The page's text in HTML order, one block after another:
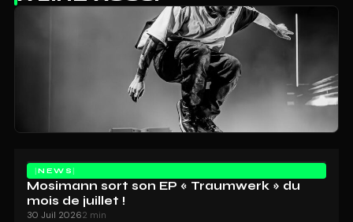
NEWS
Mosimann sort son EP « Traumwerk » du
mois de juillet !
30 Juil 20262 min